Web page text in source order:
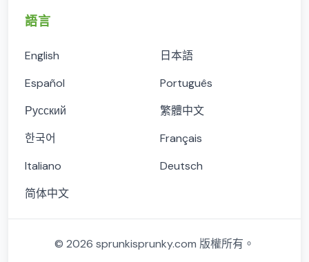
語言
English
日本語
Español
Português
Русский
繁體中文
한국어
Français
Italiano
Deutsch
简体中文
© 2026 sprunkisprunky.com 版權所有。